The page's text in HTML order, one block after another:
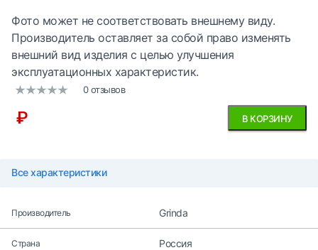
Фото может не соответствовать внешнему виду.
Производитель оставляет за собой право изменять
внешний вид изделия с целью улучшения
эксплуатационных характеристик.
0 отзывов
₽ В КОРЗИНУ
Все характеристики
Производитель Grinda
Страна Россия